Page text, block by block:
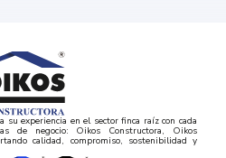
su experiencia en el sector finca raíz con cada
de negocio: Oikos Constructora, Oikos
calidad, compromiso, sostenibilidad y